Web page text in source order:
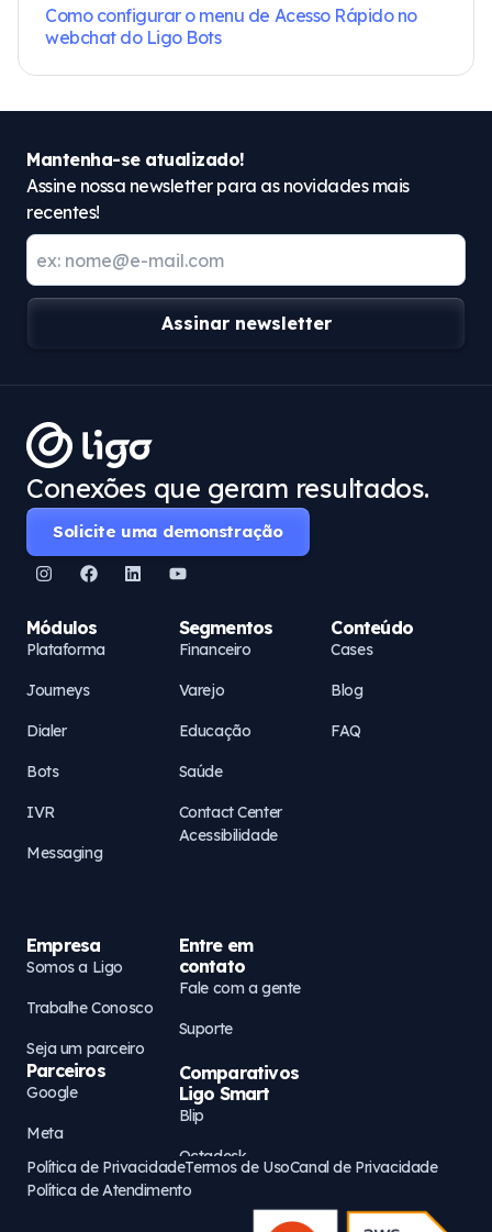
Como configurar o menu de Acesso Rápido no
webchat do Ligo Bots
Mantenha-se atualizado!
Assine nossa newsletter para as novidades mais
recentes!
Assinar newsletter
Conexões que geram resultados.
Solicite uma demonstração
Módulos
Plataforma
Journeys
Dialer
Bots
IVR
Messaging
Segmentos
Financeiro
Varejo
Educação
Saúde
Contact Center
Acessibilidade
Conteúdo
Cases
Blog
FAQ
Empresa
Somos a Ligo
Trabalhe Conosco
Seja um parceiro
Parceiros
Google
Meta
AWS
Entre em
contato
Fale com a gente
Suporte
Comparativos
Ligo Smart
Blip
Octadesk
Zenvia
Política de PrivacidadeTermos de UsoCanal de Privacidade
Política de Atendimento